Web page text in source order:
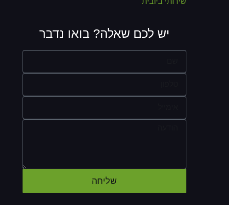
יש לכם שאלה? בואו נדבר
שליחה